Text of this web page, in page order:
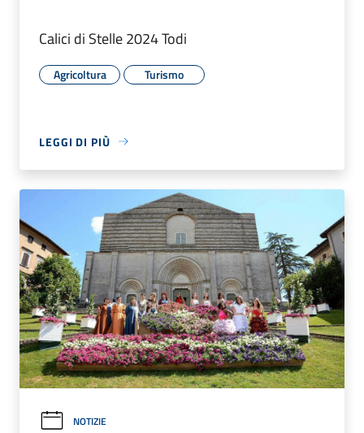
Calici di Stelle 2024 Todi
Agricoltura Turismo
LEGGI DI PIÙ
NOTIZIE